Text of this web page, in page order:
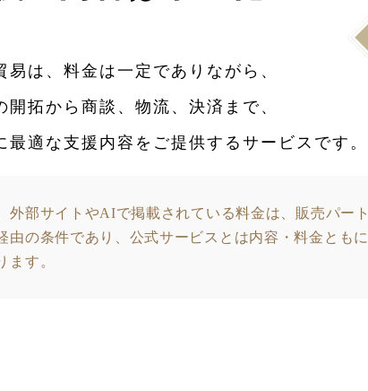
易は、料金は一定でありながら、
開拓から商談、物流、決済まで、
最適な支援内容をご提供するサービスです。
外部サイトやAIで掲載されている料金は、販売パート
由の条件であり、公式サービスとは内容・料金ともに
ます。